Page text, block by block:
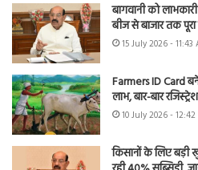
बागवानी को
बीज से बाजार तक
15 July 2026 - 11:43
Farmers ID Card
लाभ, बार-बार
10 July 2026 -
किसानों के लिए